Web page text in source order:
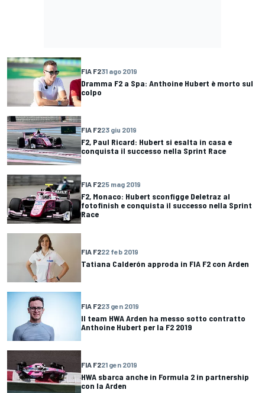
FIA F231 ago 2019
Dramma F2 a Spa: Anthoine Hubert è morto sul
colpo
FIA F223 giu 2019
F2, Paul Ricard: Hubert si esalta in casa e
conquista il successo nella Sprint Race
FIA F225 mag 2019
F2, Monaco: Hubert sconfigge Deletraz al
fotofinish e conquista il successo nella Sprint
Race
FIA F222 feb 2019
Tatiana Calderón approda in FIA F2 con Arden
FIA F223 gen 2019
Il team HWA Arden ha messo sotto contratto
Anthoine Hubert per la F2 2019
FIA F221 gen 2019
HWA sbarca anche in Formula 2 in partnership
con la Arden